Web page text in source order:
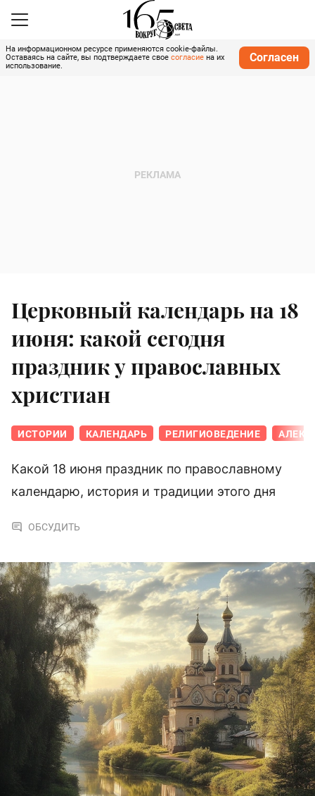
На информационном ресурсе применяются cookie-файлы.
Оставаясь на сайте, вы подтверждаете свое согласие на их
использование.
Согласен
Церковный календарь на 18
июня: какой сегодня
праздник у православных
христиан
ИСТОРИИ КАЛЕНДАРЬ РЕЛИГИОВЕДЕНИЕ
Какой 18 июня праздник по православному
календарю, история и традиции этого дня
ОБСУДИТЬ